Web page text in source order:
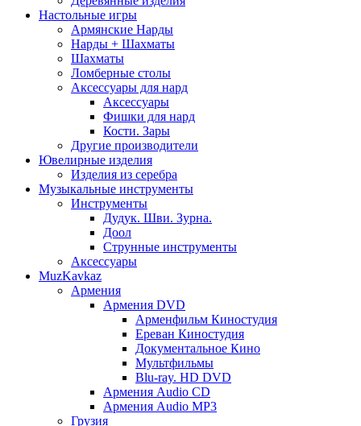
Настольные игры
Армянские Нарды
Нарды + Шахматы
Шахматы
Ломберные столы
Аксессуары для нард
Аксессуары
Фишки для нард
Кости. Зары
Другие производители
Ювелирные изделия
Изделия из серебра
Музыкальные инструменты
Инструменты
Дудук. Шви. Зурна.
Доол
Струнные инструменты
Аксессуары
MuzKavkaz
Армения
Армения DVD
Арменфильм Киностудия
Ереван Киностудия
Документальное Кино
Мультфильмы
Blu-ray. HD DVD
Армения Audio CD
Армения Audio MP3
Грузия